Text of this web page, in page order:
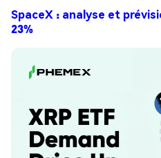
SpaceX : analyse et
23%